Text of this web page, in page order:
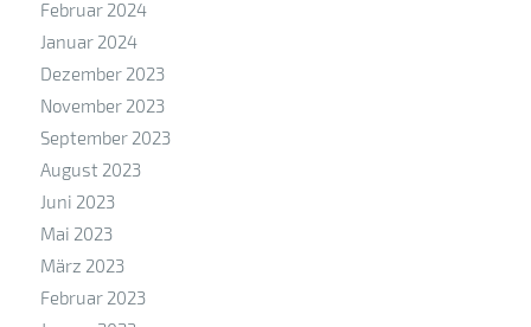
Februar 2024
Januar 2024
Dezember 2023
November 2023
September 2023
August 2023
Juni 2023
Mai 2023
März 2023
Februar 2023